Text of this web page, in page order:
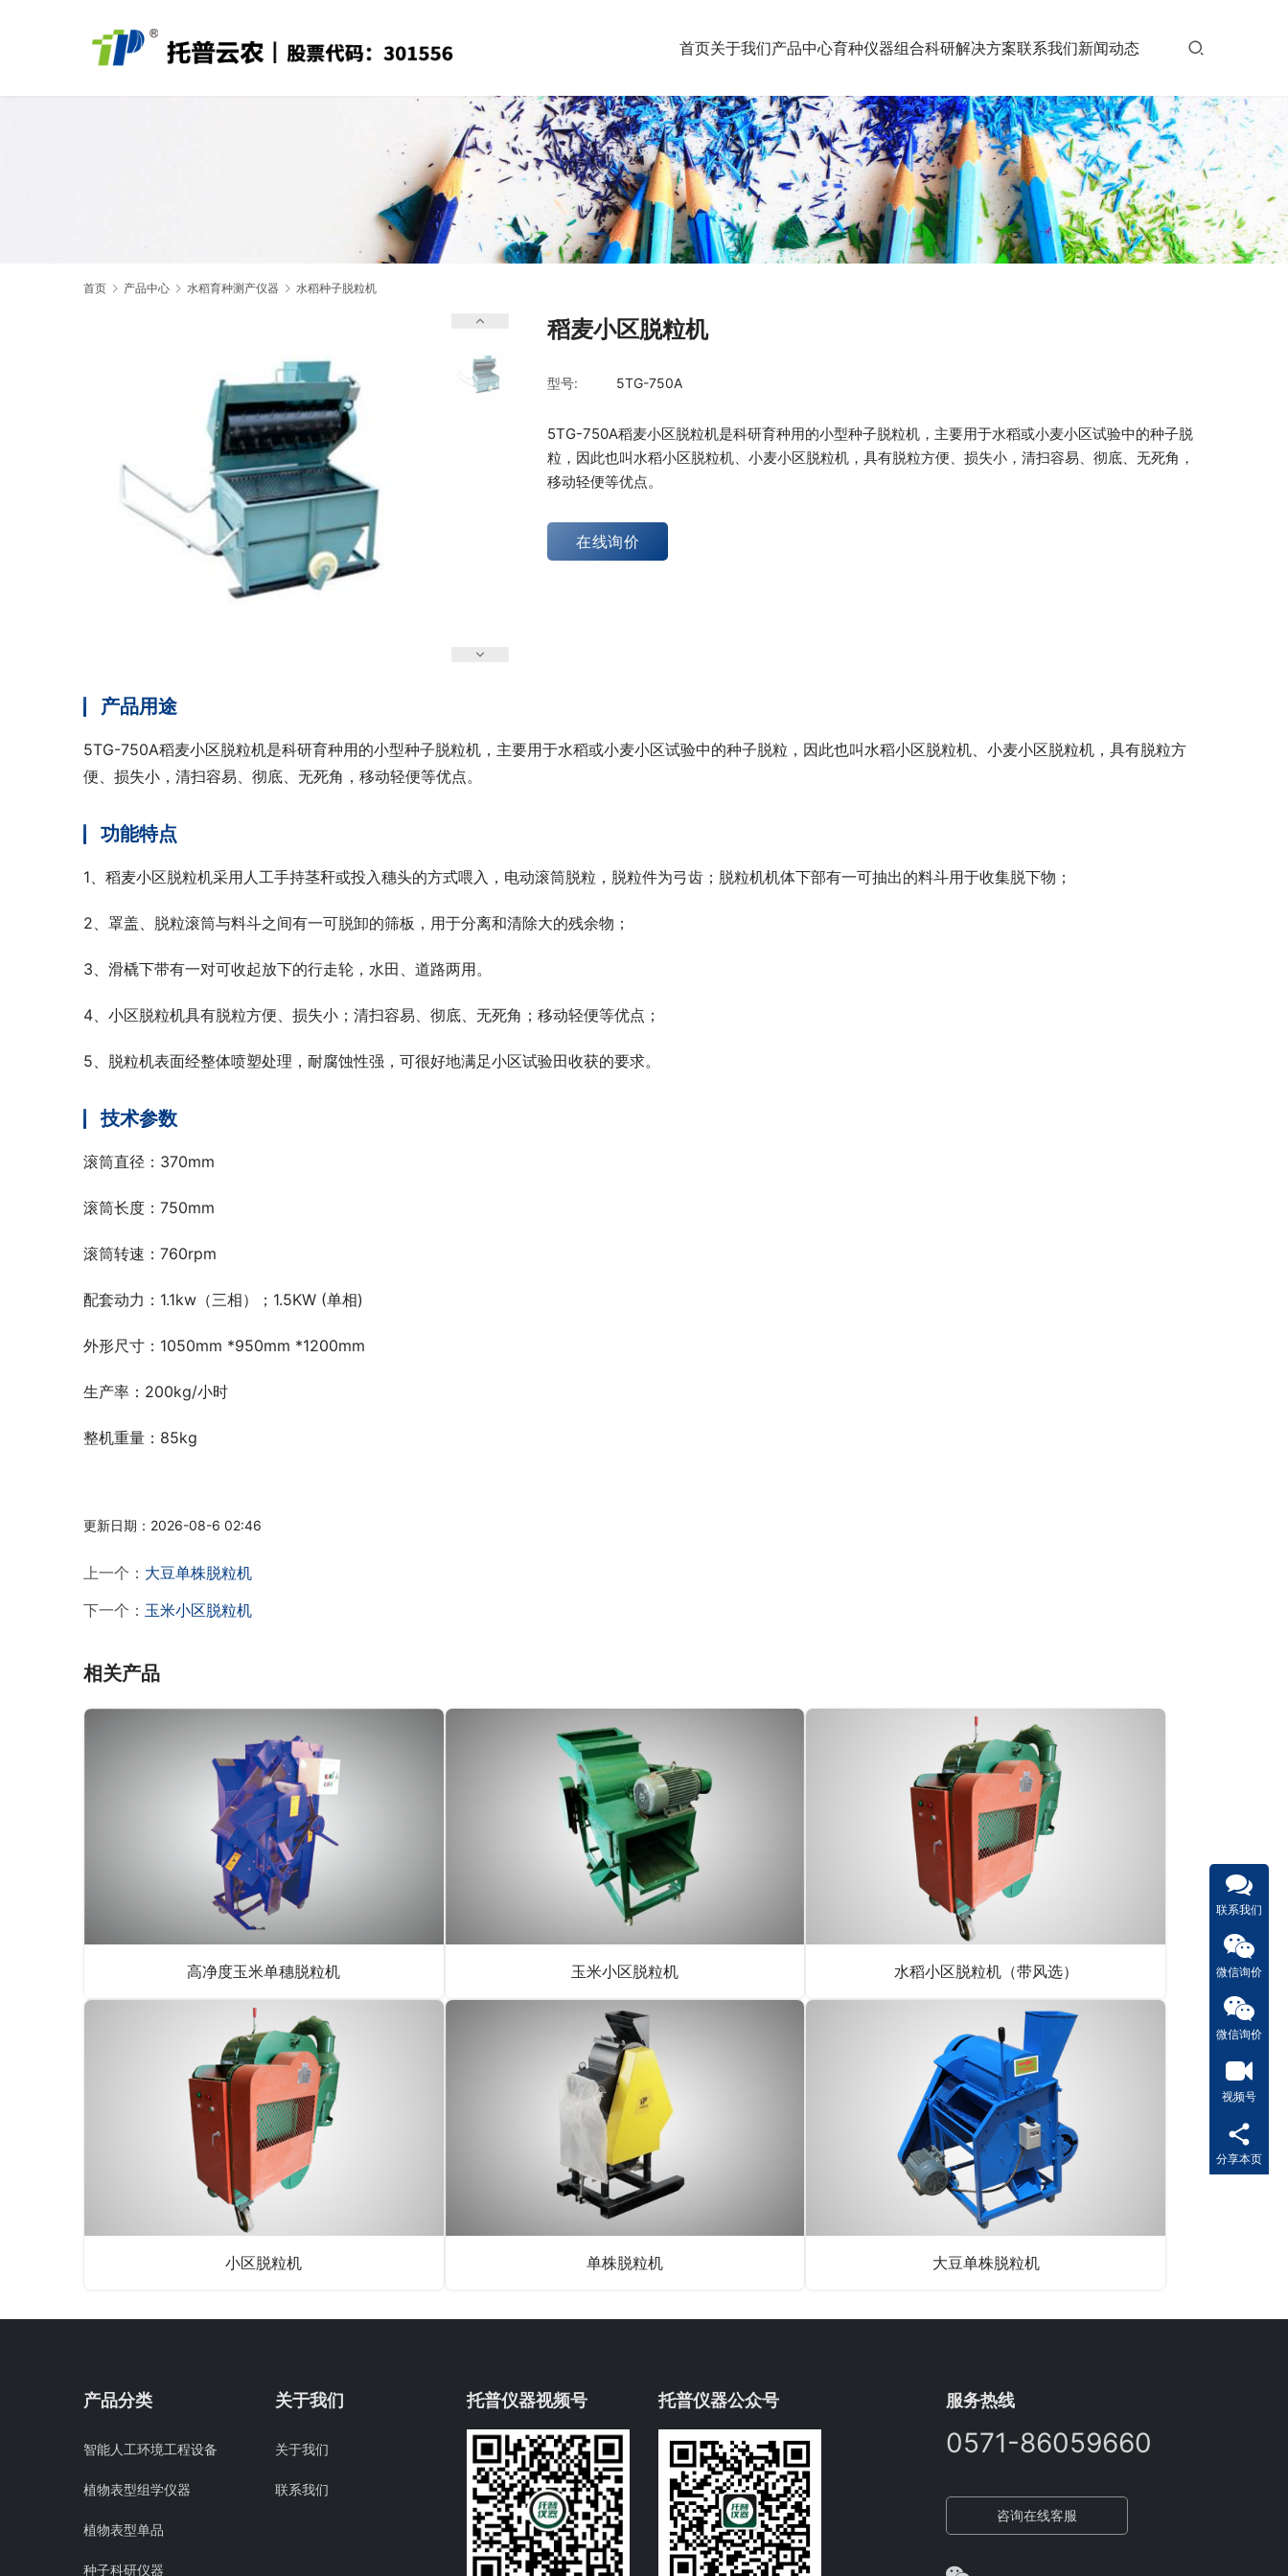
首页关于我们产品中心育种仪器组合科研解决方案联系我们新闻动态
首页 产品中心 水稻育种测产仪器 水稻种子脱粒机
稻麦小区脱粒机
型号: 5TG-750A
5TG-750A稻麦小区脱粒机是科研育种用的小型种子脱粒机，主要用于水稻或小麦小区试验中的种子脱
粒，因此也叫水稻小区脱粒机、小麦小区脱粒机，具有脱粒方便、损失小，清扫容易、彻底、无死角，
移动轻便等优点。
在线询价
产品用途
5TG-750A稻麦小区脱粒机是科研育种用的小型种子脱粒机，主要用于水稻或小麦小区试验中的种子脱粒，因此也叫水稻小区脱粒机、小麦小区脱粒机，具有脱粒方
便、损失小，清扫容易、彻底、无死角，移动轻便等优点。
功能特点
1、稻麦小区脱粒机采用人工手持茎秆或投入穗头的方式喂入，电动滚筒脱粒，脱粒件为弓齿；脱粒机机体下部有一可抽出的料斗用于收集脱下物；
2、罩盖、脱粒滚筒与料斗之间有一可脱卸的筛板，用于分离和清除大的残余物；
3、滑橇下带有一对可收起放下的行走轮，水田、道路两用。
4、小区脱粒机具有脱粒方便、损失小；清扫容易、彻底、无死角；移动轻便等优点；
5、脱粒机表面经整体喷塑处理，耐腐蚀性强，可很好地满足小区试验田收获的要求。
技术参数
滚筒直径：370mm
滚筒长度：750mm
滚筒转速：760rpm
配套动力：1.1kw（三相）；1.5KW (单相)
外形尺寸：1050mm *950mm *1200mm
生产率：200kg/小时
整机重量：85kg
更新日期：2026-08-6 02:46
上一个： 大豆单株脱粒机
下一个： 玉米小区脱粒机
相关产品
高净度玉米单穗脱粒机 玉米小区脱粒机 水稻小区脱粒机（带风选）
小区脱粒机 单株脱粒机 大豆单株脱粒机
产品分类
智能人工环境工程设备
植物表型组学仪器
植物表型单品
种子科研仪器
关于我们
关于我们
联系我们
托普仪器视频号 托普仪器公众号 服务热线
0571-86059660
咨询在线客服
联系我们
微信询价
微信询价
视频号
分享本页